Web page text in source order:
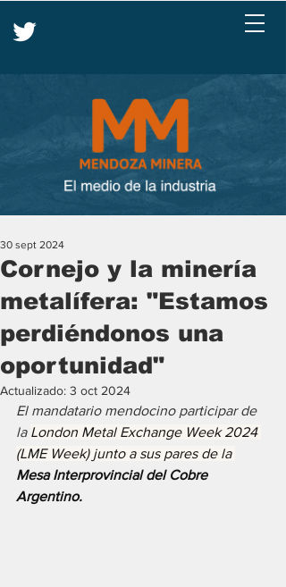
Cornejo y la minería
metalífera: "Estamos
perdiéndonos una
oportunidad"
30 sept 2024
Actualizado: 3 oct 2024
El mandatario mendocino participar de
la London Metal Exchange Week 2024
(LME Week) junto a sus pares de la
Mesa Interprovincial del Cobre
Argentino.